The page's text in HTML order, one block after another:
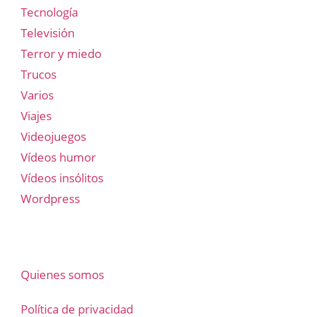
Tecnología
Televisión
Terror y miedo
Trucos
Varios
Viajes
Videojuegos
Vídeos humor
Vídeos insólitos
Wordpress
Quienes somos
Política de privacidad